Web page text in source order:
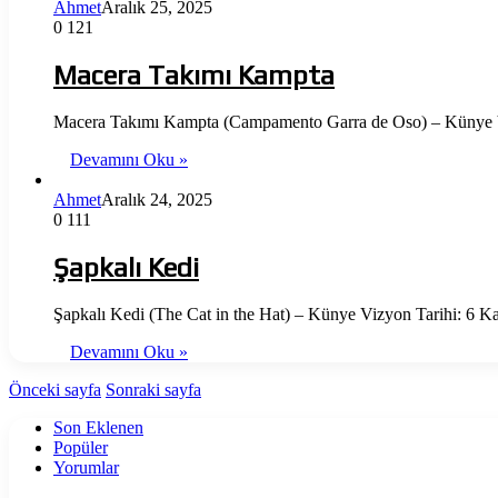
AhmetAralık 25, 2025
0 121
Macera Takımı Kampta
Macera Takımı Kampta (Campamento Garra de Oso) –
Devamını Oku »
AhmetAralık 24, 2025
0 111
Şapkalı Kedi
Şapkalı Kedi (The Cat in the Hat) – Künye Vizyon Tarihi: 6
Devamını Oku »
Önceki sayfa Sonraki sayfa
Son Eklenen
Popüler
Yorumlar